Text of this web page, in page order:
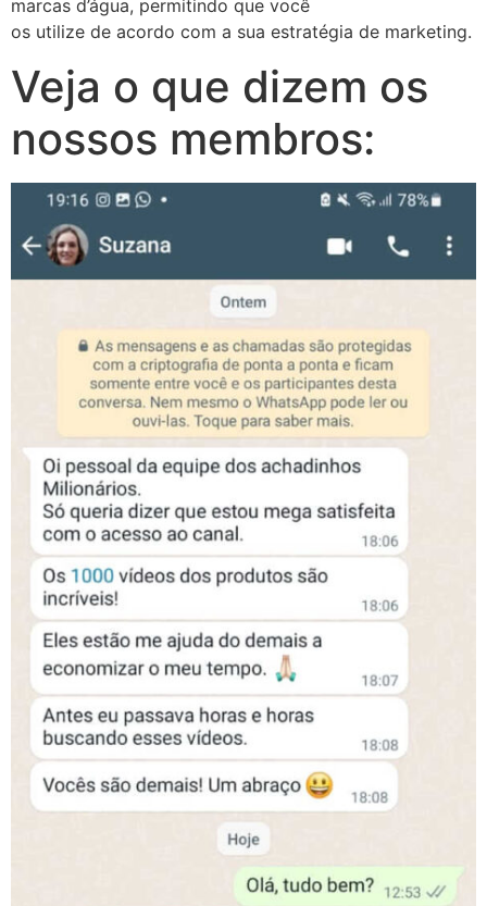
marcas d’água, permitindo que você
os utilize de acordo com a sua estratégia de marketing.
Veja o que dizem os
nossos membros: